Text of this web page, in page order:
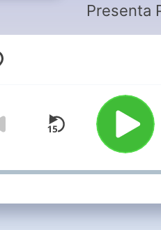
Presenta
viernes,
lunes, de